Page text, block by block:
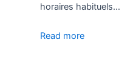
horaires habituels…
Read more